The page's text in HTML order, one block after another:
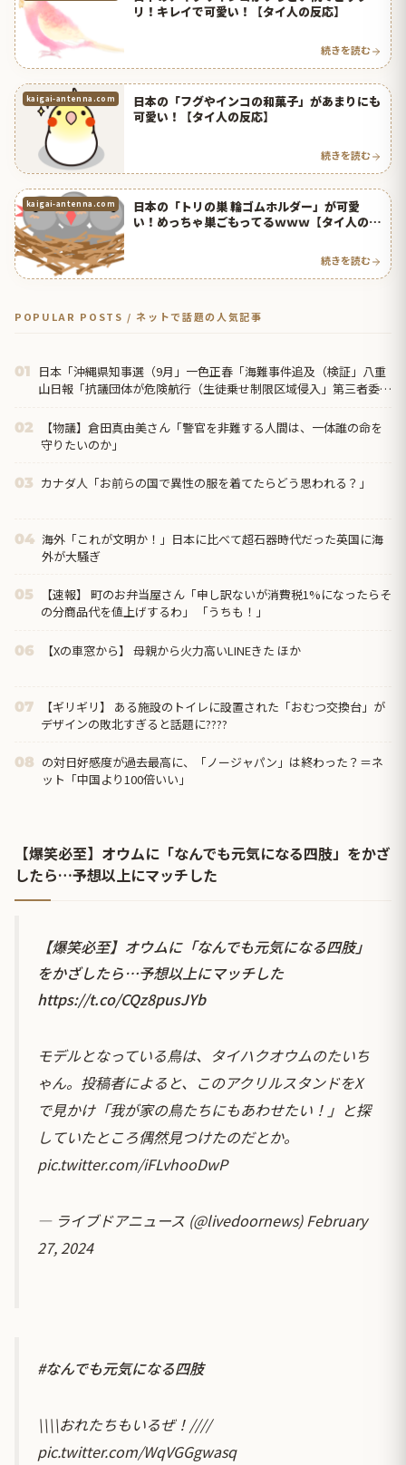
リ！キレイで可愛い！【タイ人の反応】
続きを読む
kaigai-antenna.com
日本の「フグやインコの和菓子」があまりにも
可愛い！【タイ人の反応】
続きを読む
kaigai-antenna.com
日本の「トリの巣 輪ゴムホルダー」が可愛
い！めっちゃ巣ごもってるｗｗｗ【タイ人の反
続きを読む
POPULAR POSTS / ネットで話題の人気記事
01
日本「沖縄県知事選（9月」一色正春「海難事件追及（検証」八重
山日報「抗議団体が危険航行（生徒乗せ制限区域侵入」第三者委員
02
【物議】倉田真由美さん「警官を非難する人間は、一体誰の命を
守りたいのか」
03 カナダ人「お前らの国で異性の服を着てたらどう思われる？」
04 海外「これが文明か！」日本に比べて超石器時代だった英国に海
外が大騒ぎ
05
【速報】 町のお弁当屋さん「申し訳ないが消費税1%になったらそ
の分商品代を値上げするわ」 「うちも！」
06 【Xの車窓から】 母親から火力高いLINEきた ほか
07
【ギリギリ】 ある施設のトイレに設置された「おむつ交換台」が
デザインの敗北すぎると話題に????
08 の対日好感度が過去最高に、「ノージャパン」は終わった？＝ネ
ット「中国より100倍いい」
【爆笑必至】オウムに「なんでも元気になる四肢」をかざ
したら…予想以上にマッチした
【爆笑必至】オウムに「なんでも元気になる四肢」
をかざしたら…予想以上にマッチした
https://t.co/CQz8pusJYb
モデルとなっている鳥は、タイハクオウムのたいち
ゃん。投稿者によると、このアクリルスタンドをX
で見かけ「我が家の鳥たちにもあわせたい！」と探
していたところ偶然見つけたのだとか。
pic.twitter.com/iFLvhooDwP
— ライブドアニュース (@livedoornews)February
27, 2024
#なんでも元気になる四肢
\\\\おれたちもいるぜ！////
pic.twitter.com/WqVGGgwasq